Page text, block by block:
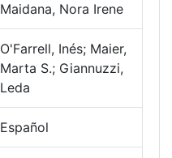
Maidana, Nora Irene
O'Farrell, Inés; Maier,
Marta S.; Giannuzzi,
Leda
Español